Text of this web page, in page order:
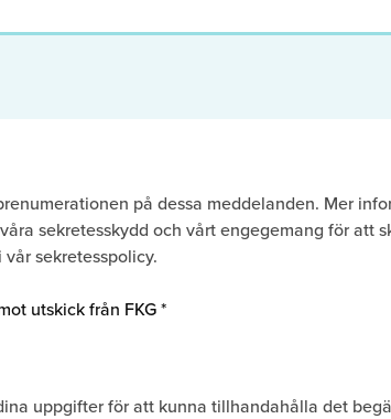
på dessa meddelanden. Mer
sekretesskydd och vårt engegemang för att
sekretesspolicy.
utskick från FKG*
uppgifter för att kunna tillhandahålla det